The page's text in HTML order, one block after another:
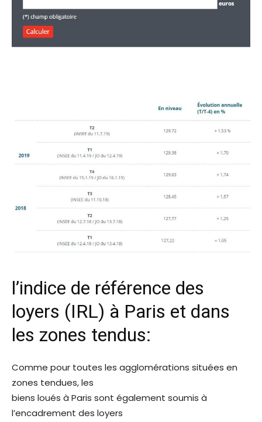
l’indice de référence des
loyers (IRL) à Paris et dans
les zones tendus:
Comme pour toutes les agglomérations situées en
zones tendues, les
biens loués à Paris sont également soumis à
l’encadrement des loyers